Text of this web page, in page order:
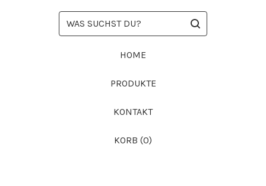
WAS
SUCHST
HOME
PRODUKTE
KONTAKT
KORB (0)